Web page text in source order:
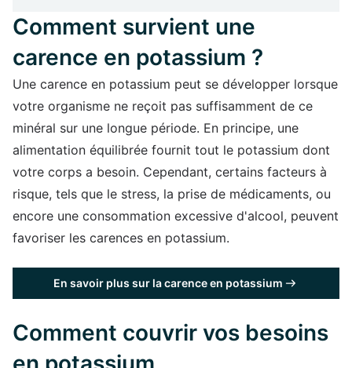
Comment survient une
carence en potassium ?
Une carence en potassium peut se développer lorsque
votre organisme ne reçoit pas suffisamment de ce
minéral sur une longue période. En principe, une
alimentation équilibrée fournit tout le potassium dont
votre corps a besoin. Cependant, certains facteurs à
risque, tels que le stress, la prise de médicaments, ou
encore une consommation excessive d'alcool, peuvent
favoriser les carences en potassium.
En savoir plus sur la carence en potassium
Comment couvrir vos besoins